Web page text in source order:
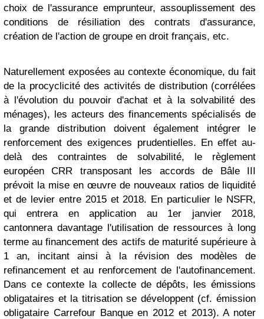
choix de l'assurance emprunteur, assouplissement des
conditions de résiliation des contrats d'assurance,
création de l'action de groupe en droit français, etc.
Naturellement exposées au contexte économique, du fait
de la procyclicité des activités de distribution (corrélées
à l'évolution du pouvoir d'achat et à la solvabilité des
ménages), les acteurs des financements spécialisés de
la grande distribution doivent également intégrer le
renforcement des exigences prudentielles. En effet au-
delà des contraintes de solvabilité, le règlement
européen CRR transposant les accords de Bâle III
prévoit la mise en œuvre de nouveaux ratios de liquidité
et de levier entre 2015 et 2018. En particulier le NSFR,
qui entrera en application au 1er janvier 2018,
cantonnera davantage l'utilisation de ressources à long
terme au financement des actifs de maturité supérieure à
1 an, incitant ainsi à la révision des modèles de
refinancement et au renforcement de l'autofinancement.
Dans ce contexte la collecte de dépôts, les émissions
obligataires et la titrisation se développent (cf. émission
obligataire Carrefour Banque en 2012 et 2013). A noter